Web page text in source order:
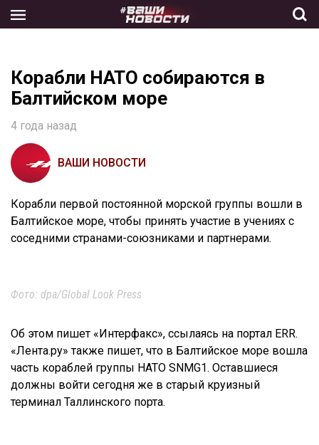
the
Корабли НАТО собираются в
Балтийском море
4 года назад
ВАШИ НОВОСТИ
Корабли первой постоянной морской группы вошли в
Балтийское море, чтобы принять участие в учениях с
соседними странами-союзниками и партнерами.
Фото: dpa/Global Look Press
Об этом пишет «Интерфакс», ссылаясь на портал ERR.
«Лента.ру» также пишет, что в Балтийское море вошла
часть кораблей группы НАТО SNMG1. Оставшиеся
должны войти сегодня же в старый круизный
терминал Таллинского порта.